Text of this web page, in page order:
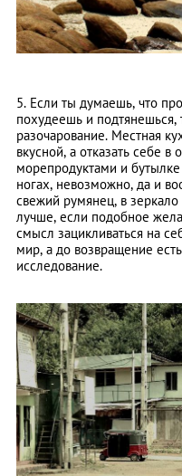
5. Если ты думаешь, что
похудеешь и подтянешься,
разочарование. Местная
вкусной, а отказать себе
морепродуктами и
ногах, невозможно, да и
свежий румянец, в
лучше, если подобное
смысл зацикливаться на
мир, а до возвращение
исследование.